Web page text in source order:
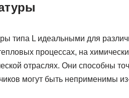
типа L идеальными для
процессах, на
отраслях. Они способны
могут быть неприменимы